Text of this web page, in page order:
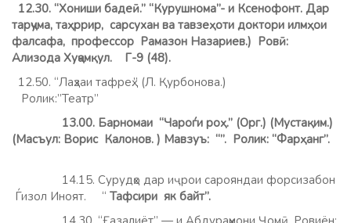
12.30. “Хониши бадеӣ.” “Курушнома”- и Ксенофонт. Дар
тарҷума, таҳррир, сарсухан ва тавзеҳоти доктори илмҳои
фалсафа, профессор Рамазон Назариев.) Ровӣ:
Ализода Хуҷамқул. Г-9 (48).
12.50. “Лаҳзаи тафреҳ.” (Л. Қурбонова.)
Ролик:”Театр”
13.00. Барномаи “Чароѓи роҳ.” (Орг.) (Мустақим.)
(Масъул: Ворис Калонов. ) Мавзуъ: “”. Ролик: “Фарҳанг”.
14.15. Сурудҳо дар иҷрои сарояндаи форсизабон
Ѓизол Иноят. “ Тафсири як байт”.